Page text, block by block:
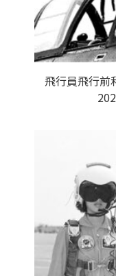
飛行員飛行前